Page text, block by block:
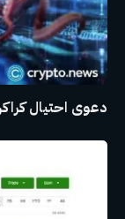
دعوى احتيال